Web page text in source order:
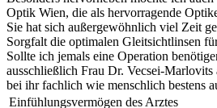
Optik Wien, die als hervorragende
Sie hat sich außergewöhnlich viel Zeit
Sorgfalt die optimalen Gleitsichtlinsen
Sollte ich jemals eine Operation
ausschließlich Frau Dr. Vecsei-Marlovits
bei ihr fachlich wie menschlich bestens
Einfühlungsvermögen des Arztes